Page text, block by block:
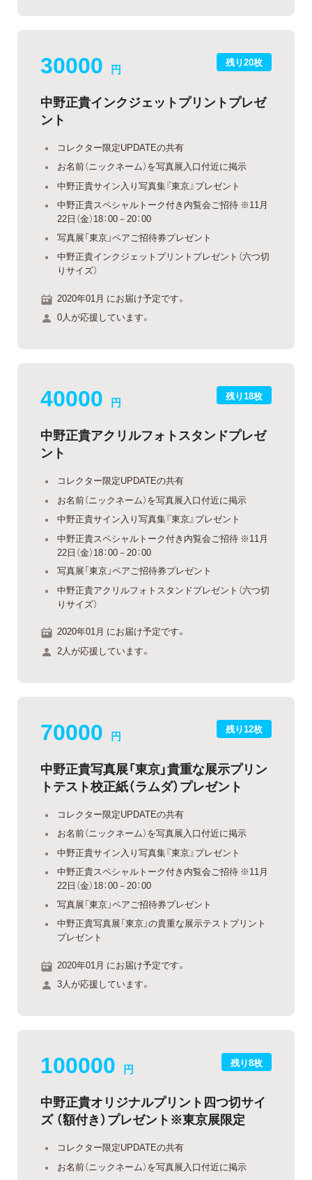
残り20枚
30000 円
中野正貴インクジェットプリントプレゼ
ント
コレクター限定UPDATEの共有
お名前（ニックネーム）を写真展入口付近に掲示
中野正貴サイン入り写真集『東京』プレゼント
中野正貴スペシャルトーク付き内覧会ご招待 ※11月
22日（金）18：00－20：00
写真展「東京」ペアご招待券プレゼント
中野正貴インクジェットプリントプレゼント（六つ切
りサイズ）
2020年01月 にお届け予定です。
0人が応援しています。
残り18枚
40000 円
中野正貴アクリルフォトスタンドプレゼ
ント
コレクター限定UPDATEの共有
お名前（ニックネーム）を写真展入口付近に掲示
中野正貴サイン入り写真集『東京』プレゼント
中野正貴スペシャルトーク付き内覧会ご招待 ※11月
22日（金）18：00－20：00
写真展「東京」ペアご招待券プレゼント
中野正貴アクリルフォトスタンドプレゼント（六つ切
りサイズ）
2020年01月 にお届け予定です。
2人が応援しています。
残り12枚
70000 円
中野正貴写真展「東京」貴重な展示プリン
トテスト校正紙（ラムダ）プレゼント
コレクター限定UPDATEの共有
お名前（ニックネーム）を写真展入口付近に掲示
中野正貴サイン入り写真集『東京』プレゼント
中野正貴スペシャルトーク付き内覧会ご招待 ※11月
22日（金）18：00－20：00
写真展「東京」ペアご招待券プレゼント
中野正貴写真展「東京」の貴重な展示テストプリント
プレゼント
2020年01月 にお届け予定です。
3人が応援しています。
残り8枚
100000 円
中野正貴オリジナルプリント四つ切サイ
ズ （額付き）プレゼント※東京展限定
コレクター限定UPDATEの共有
お名前（ニックネーム）を写真展入口付近に掲示